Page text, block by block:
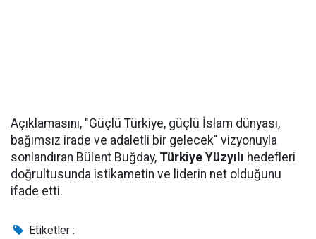
Açıklamasını, "Güçlü Türkiye, güçlü İslam dünyası,
bağımsız irade ve adaletli bir gelecek" vizyonuyla
sonlandıran Bülent Buğday, Türkiye Yüzyılı hedefleri
doğrultusunda istikametin ve liderin net olduğunu
ifade etti.
Etiketler :